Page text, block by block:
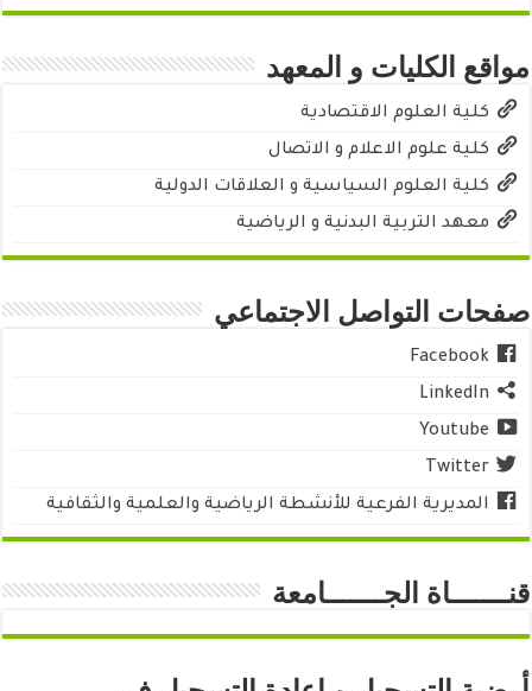
مواقع الكليات و المعهد
كلية العلوم الاقتصادية
كلية علوم الاعلام و الاتصال
كلية العلوم السياسية و العلاقات الدولية
معهد التربية البدنية و الرياضية
صفحات التواصل الاجتماعي
Facebook
LinkedIn
Youtube
Twitter
المديرية الفرعية للأنشطة الرياضية والعلمية والثقافية
قنـــــــاة الجـــــــامعة